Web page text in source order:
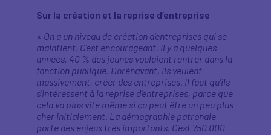
Sur la création et la reprise d’entreprise
« On a un niveau de création d'entreprises qui se
maintient. C'est encourageant. Il y a quelques
années, 40 % des jeunes voulaient rentrer dans la
fonction publique. Dorénavant, ils veulent
massivement, créer des entreprises. Il faut qu'ils
s'intéressent à la reprise d'entreprises, parce que
cela va plus vite même si ça peut être un peu plus
cher initialement. La démographie patronale
porte des enjeux très importants. C'est 750 000